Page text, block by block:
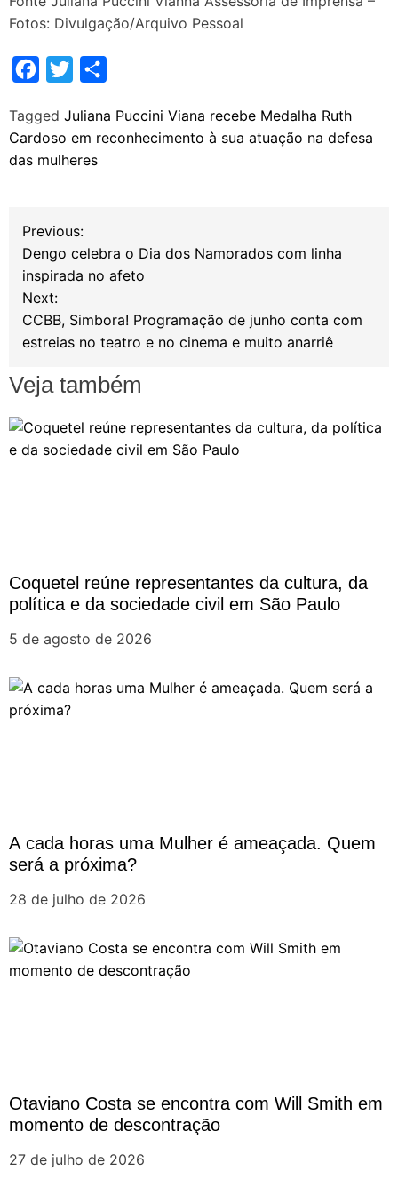
Fotos: Divulgação/Arquivo Pessoal
c
e
o
k
i
t
r
a
Tagged Juliana Puccini Viana recebe Medalha Ruth
Cardoso em reconhecimento à sua atuação na defesa
das mulheres
N
g
a
d
e
P
Previous:
Dengo celebra o Dia dos Namorados com linha
inspirada no afeto
Next:
CCBB, Simbora! Programação de junho conta com
estreias no teatro e no cinema e muito anarriê
Veja também
Coquetel reúne representantes da cultura, da
política e da sociedade civil em São Paulo
5 de agosto de 2026
A cada horas uma Mulher é ameaçada. Quem
será a próxima?
28 de julho de 2026
Otaviano Costa se encontra com Will Smith em
momento de descontração
27 de julho de 2026